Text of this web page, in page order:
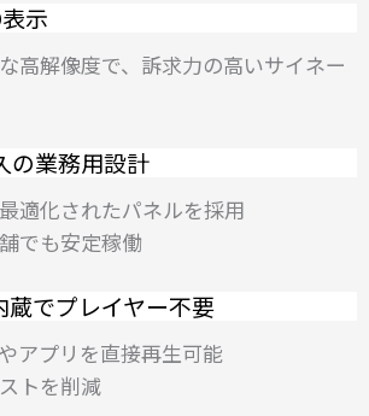
示
高解像度で、訴求力の高いサイネー
の業務用設計
適化されたパネルを採用
でも安定稼働
でプレイヤー不要
アプリを直接再生可能
トを削減